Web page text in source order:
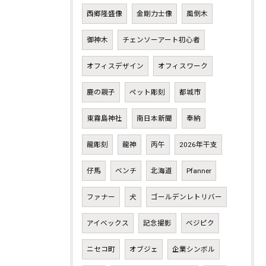
西郷隆盛像 金剛力士像 風倒木
御神木 チェンソーアート初心者
オフィスデザイン オフィスワーク
鹿の親子 ペット彫刻 都城市
東霧島神社 南日本新聞 奉納
龍彫刻 龍神 丙午 2026年干支
仔馬 ベンチ 北海道 Pfanner
ファナー 犬 ゴールデンレトリバー
アイベックス 記念撮影 ベジピク
ニセコ町 オブジェ 企業シンボル